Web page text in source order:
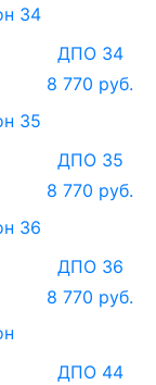
ДПО 34
8 770 руб.
ДПО 35
8 770 руб.
ДПО 36
8 770 руб.
ДПО 44